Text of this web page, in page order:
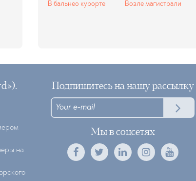
В бальнео курорте Возле магистрали
на
Подпишитесь на нашу рассылку
Мы в соцсетях